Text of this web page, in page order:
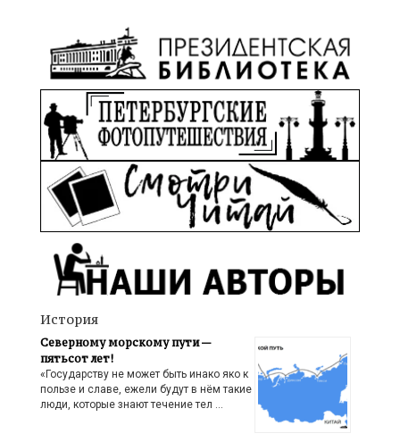
История
Северному морскому пути —
пятьсот лет!
«Государству не может быть инако яко к
пользе и славе, ежели будут в нём такие
люди, которые знают течение тел …